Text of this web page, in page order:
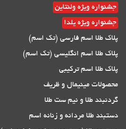
جشنواره ویژه ولنتاین
جشنواره ویژه یلدا
پلاک طلا اسم فارسی (تک اسم)
پلاک طلا اسم انگلیسی (تک اسم)
پلاک طلا اسم ترکیبی
محصولات مینیمال و ظریف
گردنبند طلا و نیم ست طلا
دستبند طلا مردانه و زنانه اسم